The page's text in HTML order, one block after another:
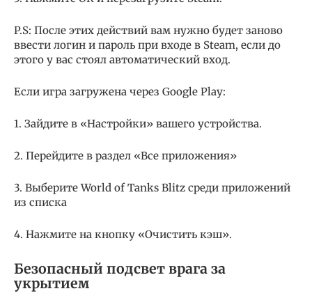
P.S: После этих действий вам нужно будет заново
ввести логин и пароль при входе в Steam, если до
этого у вас стоял автоматический вход.
Если игра загружена через Google Play:
1. Зайдите в «Настройки» вашего устройства.
2. Перейдите в раздел «Все приложения»
3. Выберите World of Tanks Blitz среди приложений
из списка
4. Нажмите на кнопку «Очистить кэш».
Безопасный подсвет врага за
укрытием